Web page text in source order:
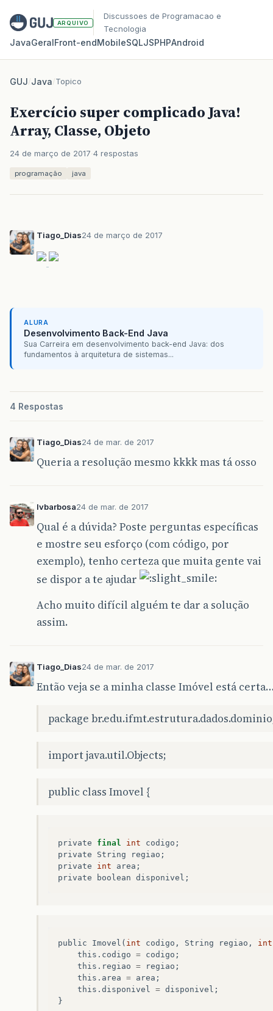
ARQUIVO
Discussoes de Programacao e
Tecnologia
JavaGeralFront‑endMobileSQLJSPHPAndroid
GUJ/Java/Topico
Exercício super complicado Java!
Array, Classe, Objeto
24 de março de 2017 4 respostas
programação java
Tiago_Dias24 de março de 2017
ALURA
Desenvolvimento Back-End Java
Sua Carreira em desenvolvimento back-end Java: dos
fundamentos à arquitetura de sistemas...
4 Respostas
Tiago_Dias24 de mar. de 2017
Queria a resolução mesmo kkkk mas tá osso
lvbarbosa24 de mar. de 2017
Qual é a dúvida? Poste perguntas específicas
e mostre seu esforço (com código, por
exemplo), tenho certeza que muita gente vai
se dispor a te ajudar
Acho muito difícil alguém te dar a solução
assim.
Tiago_Dias24 de mar. de 2017
Então veja se a minha classe Imóvel está
package
import java.util.Objects;
public class Imovel {
private final int codigo ;
private
String regiao ;
private
int area ;
private
boolean disponivel ;
public Imovel ( int codigo , String regiao ,
int
this . codigo = codigo ;
this . regiao = regiao ;
this . area = area ;
this . disponivel = disponivel ;
}